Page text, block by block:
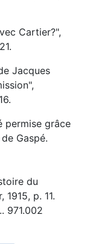
Cartier?",
Jacques
permise grâce
Gaspé.
du
p. 11.
971.002